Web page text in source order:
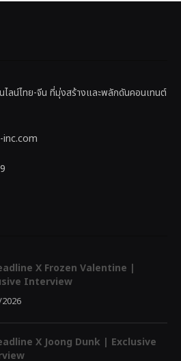
ลน์ไทย-จีน ที่มุ่งสร้างและพลักดันคอนเทนต์
inc.com
X Frozen Valentine |
Interview
X Joong Dunk | Exclusive